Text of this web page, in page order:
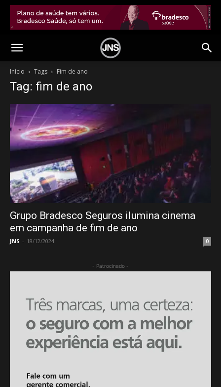
Início Tags Fim de ano
Tag: fim de ano
Grupo Bradesco Seguros ilumina cinema
em campanha de fim de ano
JNS - 18/12/2024 0
- Patrocinado -